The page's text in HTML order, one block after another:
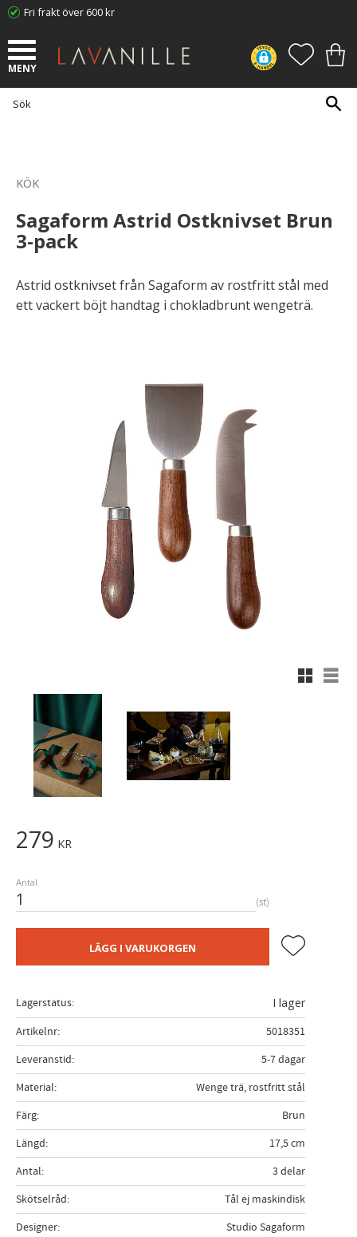
Fri frakt över 600 kr
KÖK
Sagaform Astrid Ostknivset Brun
3-pack
Astrid ostknivset från Sagaform av rostfritt stål med
ett vackert böjt handtag i chokladbrunt wengeträ.
279 KR
Antal
st
LÄGG I VARUKORGEN Lägg till i
Lagerstatus
I lager
Artikelnr
5018351
Leveranstid
5-7 dagar
Material
Wenge trä, rostfritt stål
Färg
Brun
Längd
17,5 cm
Antal
3 delar
Skötselråd
Tål ej maskindisk
Designer
Studio Sagaform